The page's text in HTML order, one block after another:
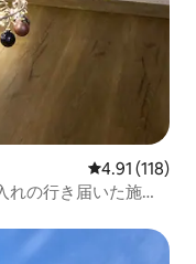
レビュー118
4.91 (118)
れの行き届いた施設